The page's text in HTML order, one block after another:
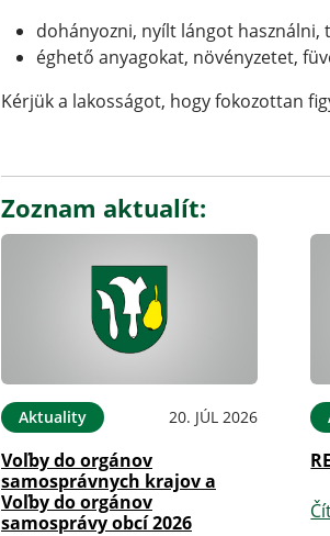
dohányozni, nyílt lángot
éghető anyagokat, növényzetet,
Kérjük a lakosságot, hogy fokozottan
Zoznam aktualít:
Aktuality 20. JÚL 2026
Voľby do orgánov
samosprávnych krajov a
Voľby do orgánov
samosprávy obcí 2026